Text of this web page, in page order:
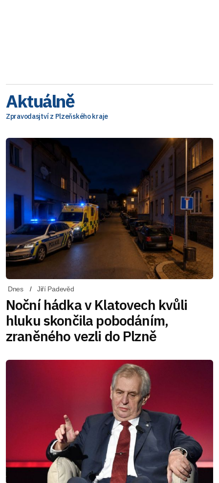
Aktuálně
Zpravodasjtví z Plzeňského kraje
Dnes Jiří Padevěd
Noční hádka v Klatovech kvůli
hluku skončila pobodáním,
zraněného vezli do Plzně